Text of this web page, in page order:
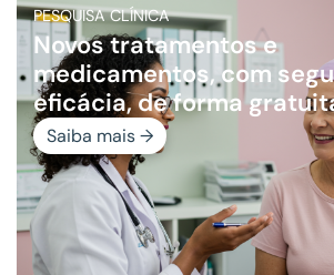
PESQUISA CLÍNICA
Novos tratamentos e
medicamentos, com
eficácia, de forma
Saiba mais →